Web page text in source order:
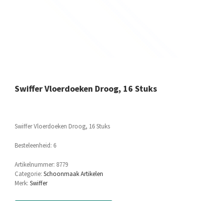
Swiffer Vloerdoeken Droog, 16 Stuks
Swiffer Vloerdoeken Droog, 16 Stuks
Besteleenheid: 6
Artikelnummer: 8779
Categorie: Schoonmaak Artikelen
Merk: Swiffer